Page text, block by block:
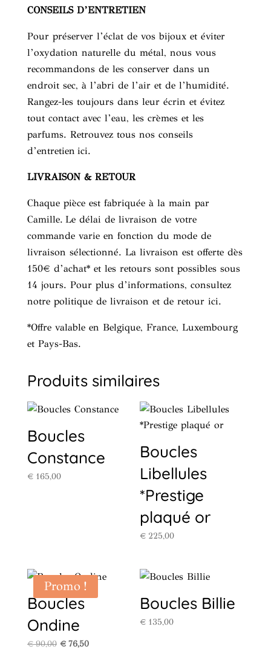
CONSEILS D’ENTRETIEN
Pour préserver l’éclat de vos bijoux et éviter
l’oxydation naturelle du métal, nous vous
recommandons de les conserver dans un
endroit sec, à l’abri de l’air et de l’humidité.
Rangez-les toujours dans leur écrin et évitez
tout contact avec l’eau, les crèmes et les
parfums. Retrouvez tous nos conseils
d’entretien ici.
LIVRAISON & RETOUR
Chaque pièce est fabriquée à la main par
Camille. Le délai de livraison de votre
commande varie en fonction du mode de
livraison sélectionné. La livraison est offerte dès
150€ d’achat* et les retours sont possibles sous
14 jours. Pour plus d’informations, consultez
notre politique de livraison et de retour ici.
*Offre valable en Belgique, France, Luxembourg
et Pays-Bas.
Produits similaires
Boucles
Constance
€165,00
Boucles
Libellules
*Prestige
plaqué or
€ 225,00
Promo !
Boucles
Ondine
€90,00 Le
€76,50Le
Boucles Billie
€ 135,00